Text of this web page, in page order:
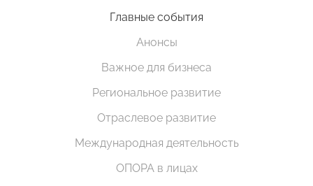
Главные события
Анонсы
Важное для бизнеса
Региональное развитие
Отраслевое развитие
Международная деятельность
ОПОРА в лицах